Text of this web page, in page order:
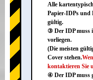
Alle
Papier-IDPs und
gültig.
③ Der IDP muss
vorliegen.
(Die meisten
Cover stehen.
kontaktieren Sie
④ Der IDP muss